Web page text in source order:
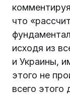
что
исходя из
и Украины,
этого не
всего этого